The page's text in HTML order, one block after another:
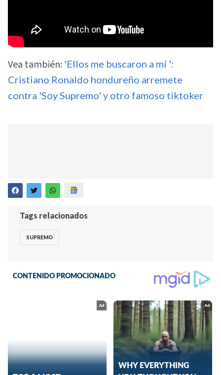
Vea también: 'Ellos me buscaron a mí ':
Cristiano Ronaldo hondureño arremete
contra 'Soy Supremo' y otro famoso tiktoker
Tags relacionados
SUPREMO